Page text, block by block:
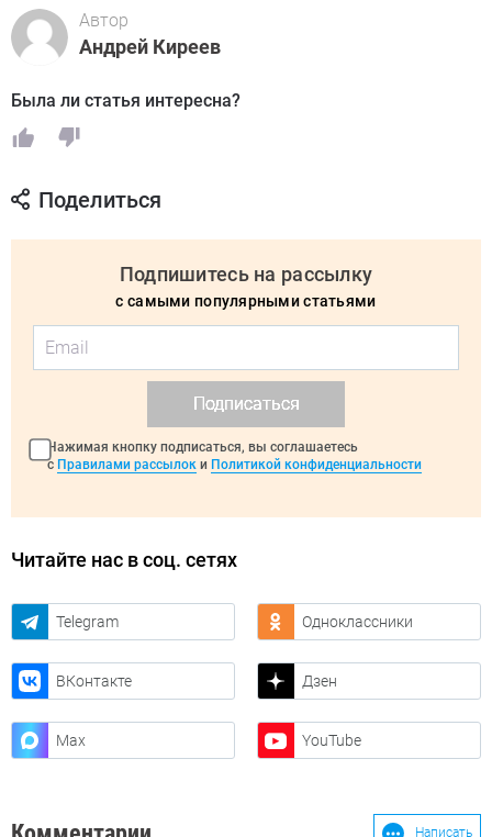
Автор
Андрей Киреев
Была ли статья интересна?
Поделиться
Подпишитесь на рассылку
с самыми популярными статьями
Подписаться
Нажимая кнопку подписаться, вы соглашаетесь
с Правилами рассылок и Политикой конфиденциальности
Читайте нас в соц. сетях
Telegram Одноклассники
ВКонтакте Дзен
Max YouTube
Написать